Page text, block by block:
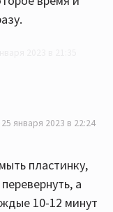
собственно?
право на
25 января 2023 в 22:24
пластинку,
а
10-12 минут